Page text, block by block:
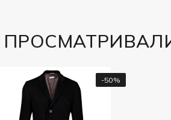
-50%